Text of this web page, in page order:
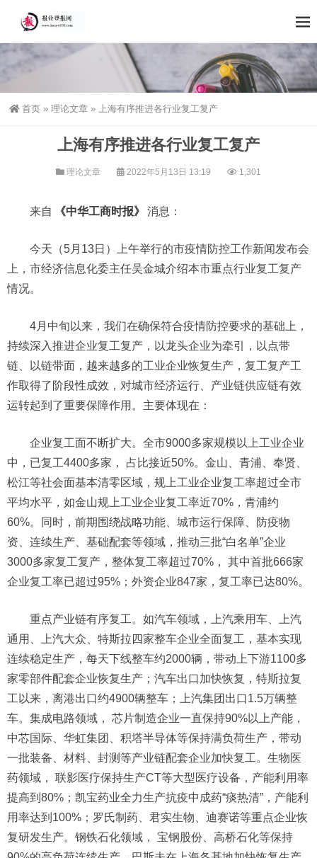
首页 » 理论文章 » 上海有序推进各行业复工复产
上海有序推进各行业复工复产
理论文章 2022年5月13日 13:19 1,301
来自 《中华工商时报》 消息：
今天（5月13日）上午举行的市疫情防控工作新闻发布会
上，市经济信息化委主任吴金城介绍本市重点行业复工复产
情况。
4月中旬以来，我们在确保符合疫情防控要求的基础上，
持续深入推进企业复工复产，以龙头企业为牵引，以点带
链、以链带面，越来越多的工业企业恢复生产，复工复产工
作取得了阶段性成效，对城市经济运行、产业链供应链有效
运转起到了重要保障作用。主要体现在：
企业复工面不断扩大。 全市9000多家规模以上工业企业
中，已复工4400多家，
占比接近50%。金山、青浦、奉贤、
松江等社会面基本清零区域，规上工业企业复工率超过全市
平均水平，如金山规上工业企业复工率近70%，青浦约
60%。同时，前期围绕战略功能、城市运行保障、防疫物
资、连续生产、基础配套等领域，推动三批“白名单”企业
3000多家复工复产，整体复工率超过70%，
其中首批666家
企业复工率已超过95%；外资企业847家，复工率已达80%。
重点产业链有序复工。 如汽车领域，
上汽乘用车、上汽
通用、上汽大众、特斯拉四家整车企业全面复工，基本实现
连续稳定生产，每天下线整车约2000辆，带动上下游1100多
家零部件配套企业恢复生产；汽车出口加快恢复，特斯拉复
工以来，离港出口约4900辆整车；上汽集团出口1.5万辆整
车。 集成电路领域，
芯片制造企业一直保持90%以上产能，
中芯国际、华虹集团、积塔半导体等保持满负荷生产，带动
一批装备、材料、封测等产业链配套企业加快复工。 生物医
药领域，
联影医疗保持生产CT等大型医疗设备，产能利用率
提高到80%；凯宝药业全力生产抗疫中成药“痰热清”，产能利
用率达到100%；罗氏制药、君实生物、迪赛诺等重点企业恢
复研发生产。 钢铁石化领域，
宝钢股份、高桥石化等保持